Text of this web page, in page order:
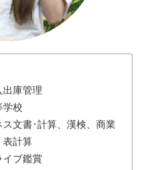
出庫管理
学校
文書･計算、漢検、商業
表計算
イブ鑑賞